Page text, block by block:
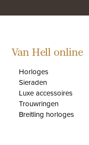
Van Hell online
Horloges
Sieraden
Luxe accessoires
Trouwringen
Breitling horloges